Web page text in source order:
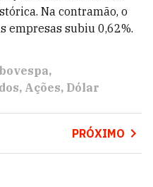
Na contramão, o
empresas subiu 0,62%.
Ações Dólar
PRÓXIMO